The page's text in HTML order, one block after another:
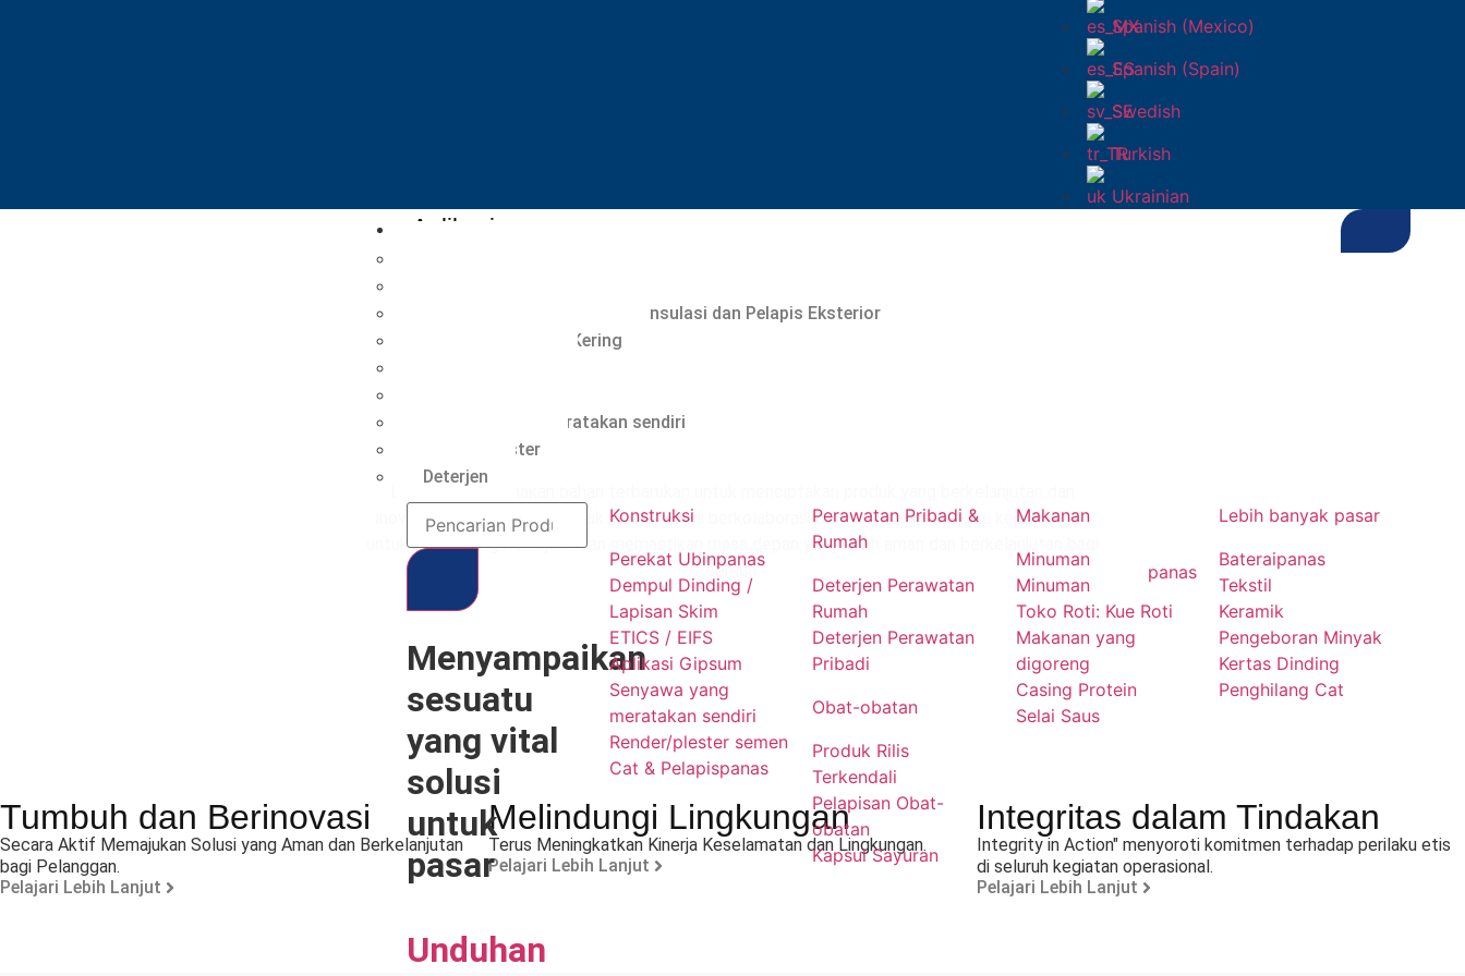
Spanish (Mexico)
Spanish (Spain)
Swedish
Turkish
Ukrainian
Aplikasi
Aditif EIFS Terbaik | Sistem Insulasi dan Pelapis Eksterior
Mortar Campuran Kering
Senyawa yang meratakan sendiri
Mortar Plester
Deterjen
Menyampaikan
sesuatu
yang vital
solusi
untuk
pasar
Unduhan
Konstruksi
Perekat Ubinpanas
Dempul Dinding /
Lapisan Skim
ETICS / EIFS
Aplikasi Gipsum
Senyawa yang
meratakan sendiri
Render/plester semen
Cat & Pelapispanas
Perawatan Pribadi &
Rumah
Deterjen Perawatan
Rumah
Deterjen Perawatan
Pribadi
Obat-obatan
Produk Rilis
Terkendali
Pelapisan Obat-
obatan
Kapsul Sayuran
Makanan
Minuman
Minuman
panas
Toko Roti: Kue Roti
Makanan yang
digoreng
Casing Protein
Selai Saus
Lebih banyak pasar
Bateraipanas
Tekstil
Keramik
Pengeboran Minyak
Kertas Dinding
Penghilang Cat
LANDU menggunakan bahan terbarukan untuk menciptakan produk yang berkelanjutan dan
inovatif yang mengurangi jejak karbon. Kami berkolaborasi dengan para pemangku kepentingan
untuk mendorong kemajuan dan memastikan masa depan yang lebih aman dan berkelanjutan bagi
semua.
Tumbuh dan Berinovasi
Secara Aktif Memajukan Solusi yang Aman dan Berkelanjutan
bagi Pelanggan.
Pelajari Lebih Lanjut
Melindungi Lingkungan
Terus Meningkatkan Kinerja Keselamatan dan Lingkungan.
Pelajari Lebih Lanjut
Integritas dalam Tindakan
Integrity in Action" menyoroti komitmen terhadap perilaku etis
di seluruh kegiatan operasional.
Pelajari Lebih Lanjut